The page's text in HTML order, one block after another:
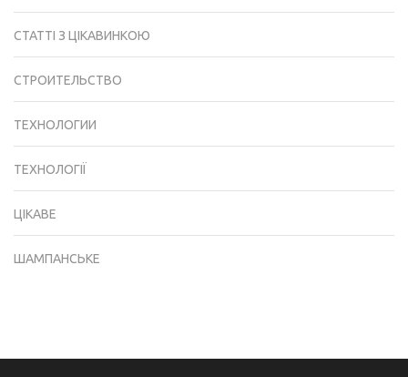
СТАТТІ З ЦІКАВИНКОЮ
СТРОИТЕЛЬСТВО
ТЕХНОЛОГИИ
ТЕХНОЛОГІЇ
ЦІКАВЕ
ШАМПАНСЬКЕ